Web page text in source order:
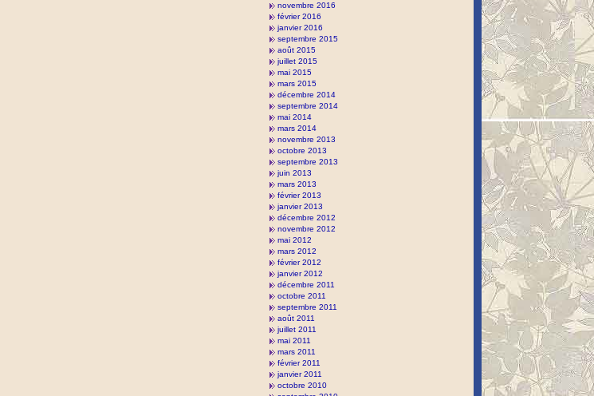
novembre 2016
février 2016
janvier 2016
septembre 2015
août 2015
juillet 2015
mai 2015
mars 2015
décembre 2014
septembre 2014
mai 2014
mars 2014
novembre 2013
octobre 2013
septembre 2013
juin 2013
mars 2013
février 2013
janvier 2013
décembre 2012
novembre 2012
mai 2012
mars 2012
février 2012
janvier 2012
décembre 2011
octobre 2011
septembre 2011
août 2011
juillet 2011
mai 2011
mars 2011
février 2011
janvier 2011
octobre 2010